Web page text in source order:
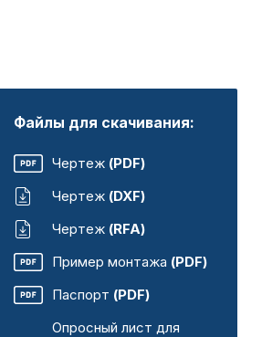
Файлы для скачивания:
Чертеж (PDF)
Чертеж (DXF)
Чертеж (RFA)
Пример монтажа (PDF)
Паспорт (PDF)
Опросный лист для